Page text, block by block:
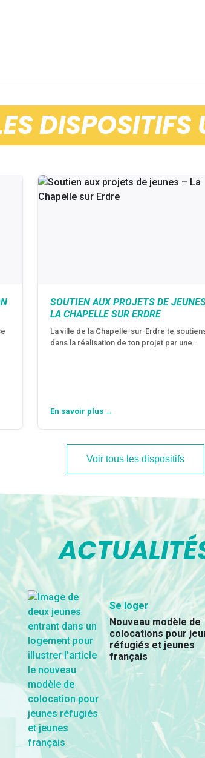
DISPOSITIFS
SOUTIEN AUX PROJETS DE
LA CHAPELLE SUR ERDRE
La ville de la Chapelle-sur-Erdre te
dans la réalisation de ton projet par une…
En savoir plus →
Voir tous les dispositifs
Se loger
Nouveau modèle de
colocations pour
réfugiés et jeunes
français